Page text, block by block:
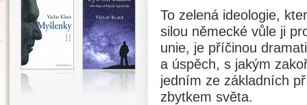
To zelená ideologie,
silou německé vůle ji
unie, je příčinou
a úspěch, s jakým
jedním ze základních
zbytkem světa.